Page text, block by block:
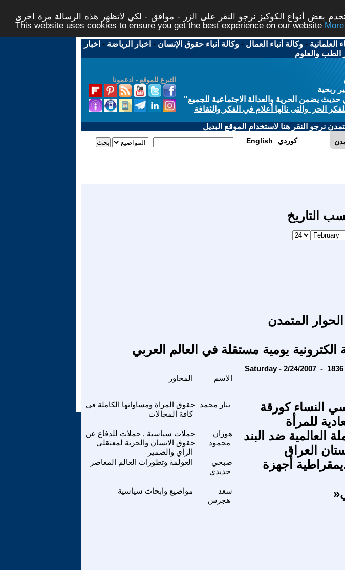
بعض أنواع الكوكيز نرجو النقر على الزر - موافق - لكي لاتظهر هذه الرسالة مرة اخرى -
This website uses cookies to ensure you get the best experience on our website
العلمانية -وكالة أنباء العمال -وكالة أنباء حقوق الإنسان - اخبار الرياضة - اخبار
الطب والعلوم
التبرع للموقع - ادعمونا
ربحية
يضمن الحرية والعدالة الاجتماعية للجميع"
الحر والتى نالها أعلام في الفكر والثقافة
نرجو النقر هنا لاستخدام الموقع البديل
English كوردي
التاريخ
الحوار المتمدن
يومية مستقلة في العالم العربي
الاسم
حقوق المراة ومساواتها الكاملة في
كافة المجالات
ينار محمد
النساء كورقة
للمرأة
حملات سياسية , حملات للدفاع عن
حقوق الانسان والحرية لمعتقلي
الرأي والضمير
هوزان
محمود
العالمية ضد البند
العراق
العولمة وتطورات العالم المعاصر
صبحي
حديدي
أجهزة
مواضيع وابحاث سياسية
سعد
هجرس